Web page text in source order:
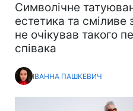
Символічне
естетика та сміливе
не очікував такого
співака
ІВАННА ПАШКЕВИЧ